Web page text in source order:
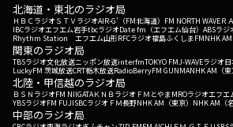
北海道・東北のラジオ局
ＨＢＣラジオＳＴＶラジオAIR-G'（FM北海道） FM NORTH WAVEＲ
IBCラジオエフエム岩手tbcラジオDate fm（エフエム仙台） ABSラジ
Rhythm Station エフエム山形RFCラジオ福島ふくしまFMNHK AM
関東のラジオ局
TBSラジオ文化放送ニッポン放送interfmTOKYO FMJ-WAVEラジオ
LuckyFM 茨城放送CRT栃木放送RadioBerryFM GUNMANHK AM（東
北陸・甲信越のラジオ局
ＢＳＮラジオFM NIIGATAＫＮＢラジオ ＦＭとやまMROラジオエフエ
YBSラジオFM FUJISBCラジオ ＦＭ長野NHK AM（東京） NHK AM（
中部のラジオ局